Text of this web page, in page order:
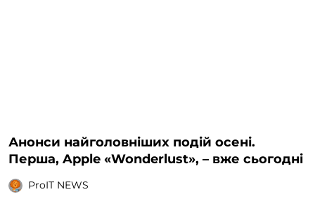
Анонси найголовніших подій осені.
Перша, Apple «Wonderlust», – вже сьогодні
ProIT NEWS